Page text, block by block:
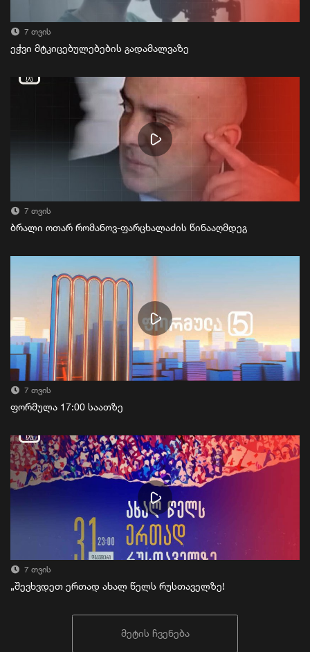
7 თვის
ეჭვი მტკიცებულებების გადამალვაზე
7 თვის
ბრალი ოთარ რომანოვ-ფარცხალაძის წინააღმდეგ
7 თვის
ფორმულა 17:00 საათზე
7 თვის
„შევხვდეთ ერთად ახალ წელს რუსთაველზე!
მეტის ჩვენება